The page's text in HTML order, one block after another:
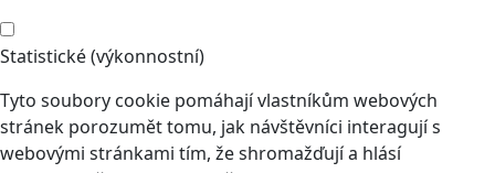
Statistické (výkonnostní)
Tyto soubory cookie pomáhají vlastníkům webových
stránek porozumět tomu, jak návštěvníci interagují s
webovými stránkami tím, že shromažďují a hlásí